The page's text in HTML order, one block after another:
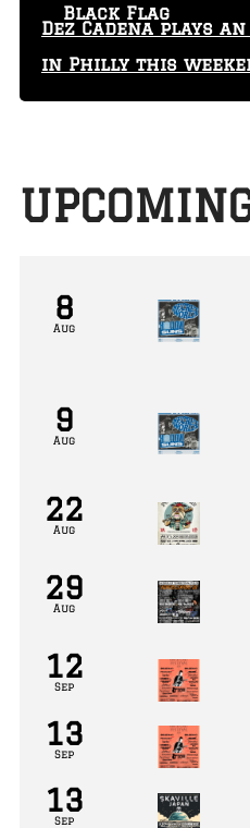
Dez Cadena plays
in Philly this
29 tickets left!
Black Flag
8
Aug
9
Aug
22
Aug
29
Aug
12
Sep
13
Sep
13
Sep